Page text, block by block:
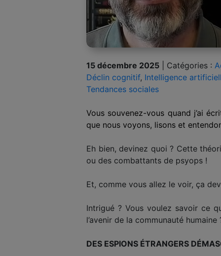
15 décembre 2025 Catégories :
Déclin cognitif, Intelligence
Tendances sociales
Vous souvenez-vous quand j’ai
que nous voyons, lisons et
Eh bien, devinez quoi ? Cette
ou des combattants de psyops !
Et, comme vous allez le voir, ça
Intrigué ? Vous voulez savoir ce
l’avenir de la communauté
DES ESPIONS ÉTRANGERS